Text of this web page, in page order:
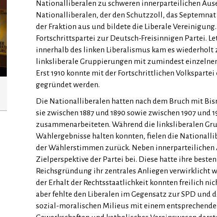
Nationalliberalen zu schweren innerparteilichen
Nationalliberalen, der den Schutzzoll, das
der Fraktion aus und bildete die Liberale
Fortschrittspartei zur Deutsch-Freisinnigen Partei.
innerhalb des linken Liberalismus kam es wiederholt
linksliberale Gruppierungen mit zumindest
Erst 1910 konnte mit der Fortschrittlichen
gegründet werden.
Die Nationalliberalen hatten nach dem Bruch mit
sie zwischen 1887 und 1890 sowie zwischen 1907
zusammenarbeiteten. Während die linksliberalen
Wahlergebnisse halten konnten, fielen die
der Wählerstimmen zurück. Neben
Zielperspektive der Partei bei. Diese hatte ihre
Reichsgründung ihr zentrales Anliegen verwirklicht
der Erhalt der Rechtsstaatlichkeit konnten freilich
aber fehlte den Liberalen im Gegensatz zur SPD
sozial-moralischen Milieus mit einem